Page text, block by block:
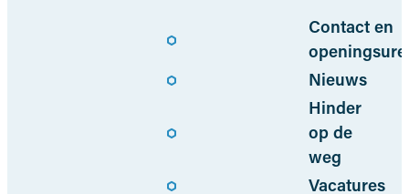
Contact en
Nieuws
Hinder
op de
weg
Vacatures